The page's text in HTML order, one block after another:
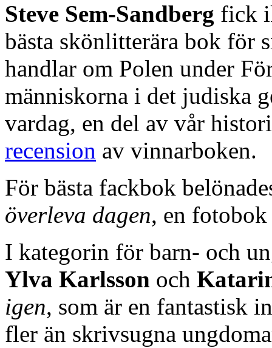
Steve Sem-Sandberg fick
bästa skönlitterära bok för
handlar om Polen under
människorna i det judiska
vardag, en del av vår
recension av vinnarboken.
För bästa fackbok
överleva dagen, en
I kategorin för barn- och
Ylva Karlsson och
igen, som är en fantastisk
fler än skrivsugna